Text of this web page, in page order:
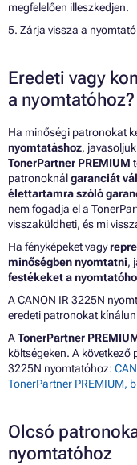
megfelelően illeszkedjen.
5. Zárja vissza a
Eredeti vagy
a nyomtatóhoz?
Ha minőségi patronokat
nyomtatáshoz,
TonerPartner PREMIUM
patronoknálgaranciát
élettartamra szóló
nem fogadja el a
visszaküldheti, és mi
Ha fényképeket vagy
minőségben nyomtatni,
festékeket a
A CANON IR 3225N
eredeti patronokat
ATonerPartner
költségeken. A következő
3225N nyomtatóhoz:
TonerPartner PREMIUM,
Olcsó
nyomtatóhoz